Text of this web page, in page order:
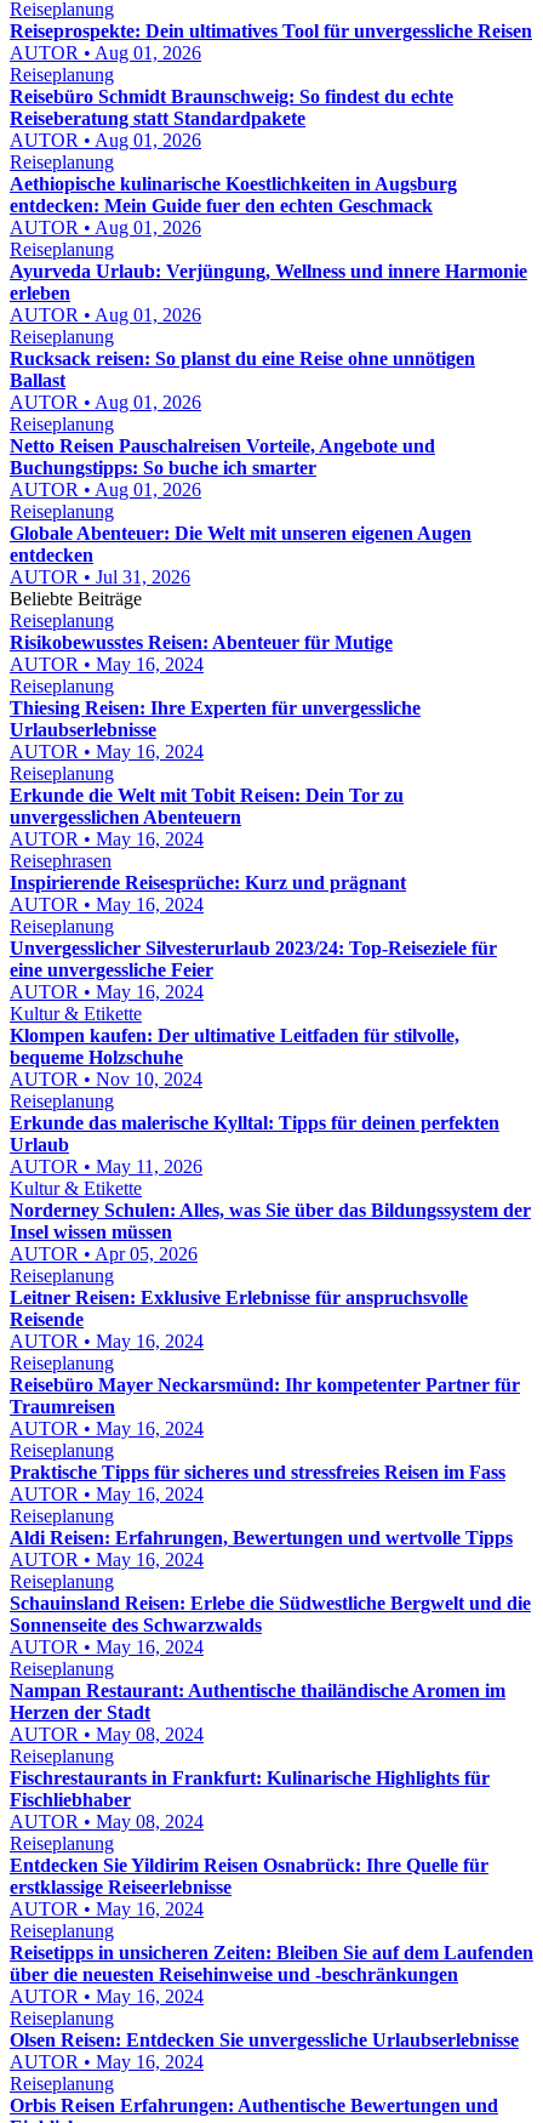
Reiseplanung
Reiseprospekte: Dein ultimatives Tool für unvergessliche Reisen
AUTOR • Aug 01, 2026
Reiseplanung
Reisebüro Schmidt Braunschweig: So findest du echte
Reiseberatung statt Standardpakete
AUTOR • Aug 01, 2026
Reiseplanung
Aethiopische kulinarische Koestlichkeiten in Augsburg
entdecken: Mein Guide fuer den echten Geschmack
AUTOR • Aug 01, 2026
Reiseplanung
Ayurveda Urlaub: Verjüngung, Wellness und innere Harmonie
erleben
AUTOR • Aug 01, 2026
Reiseplanung
Rucksack reisen: So planst du eine Reise ohne unnötigen
Ballast
AUTOR • Aug 01, 2026
Reiseplanung
Netto Reisen Pauschalreisen Vorteile, Angebote und
Buchungstipps: So buche ich smarter
AUTOR • Aug 01, 2026
Reiseplanung
Globale Abenteuer: Die Welt mit unseren eigenen Augen
entdecken
AUTOR • Jul 31, 2026
Beliebte Beiträge
Reiseplanung
Risikobewusstes Reisen: Abenteuer für Mutige
AUTOR • May 16, 2024
Reiseplanung
Thiesing Reisen: Ihre Experten für unvergessliche
Urlaubserlebnisse
AUTOR • May 16, 2024
Reiseplanung
Erkunde die Welt mit Tobit Reisen: Dein Tor zu
unvergesslichen Abenteuern
AUTOR • May 16, 2024
Reisephrasen
Inspirierende Reisesprüche: Kurz und prägnant
AUTOR • May 16, 2024
Reiseplanung
Unvergesslicher Silvesterurlaub 2023/24: Top-Reiseziele für
eine unvergessliche Feier
AUTOR • May 16, 2024
Kultur & Etikette
Klompen kaufen: Der ultimative Leitfaden für stilvolle,
bequeme Holzschuhe
AUTOR • Nov 10, 2024
Reiseplanung
Erkunde das malerische Kylltal: Tipps für deinen perfekten
Urlaub
AUTOR • May 11, 2026
Kultur & Etikette
Norderney Schulen: Alles, was Sie über das Bildungssystem der
Insel wissen müssen
AUTOR • Apr 05, 2026
Reiseplanung
Leitner Reisen: Exklusive Erlebnisse für anspruchsvolle
Reisende
AUTOR • May 16, 2024
Reiseplanung
Reisebüro Mayer Neckarsmünd: Ihr kompetenter Partner für
Traumreisen
AUTOR • May 16, 2024
Reiseplanung
Praktische Tipps für sicheres und stressfreies Reisen im Fass
AUTOR • May 16, 2024
Reiseplanung
Aldi Reisen: Erfahrungen, Bewertungen und wertvolle Tipps
AUTOR • May 16, 2024
Reiseplanung
Schauinsland Reisen: Erlebe die Südwestliche Bergwelt und die
Sonnenseite des Schwarzwalds
AUTOR • May 16, 2024
Reiseplanung
Nampan Restaurant: Authentische thailändische Aromen im
Herzen der Stadt
AUTOR • May 08, 2024
Reiseplanung
Fischrestaurants in Frankfurt: Kulinarische Highlights für
Fischliebhaber
AUTOR • May 08, 2024
Reiseplanung
Entdecken Sie Yildirim Reisen Osnabrück: Ihre Quelle für
erstklassige Reiseerlebnisse
AUTOR • May 16, 2024
Reiseplanung
Reisetipps in unsicheren Zeiten: Bleiben Sie auf dem Laufenden
über die neuesten Reisehinweise und -beschränkungen
AUTOR • May 16, 2024
Reiseplanung
Olsen Reisen: Entdecken Sie unvergessliche Urlaubserlebnisse
AUTOR • May 16, 2024
Reiseplanung
Orbis Reisen Erfahrungen: Authentische Bewertungen und